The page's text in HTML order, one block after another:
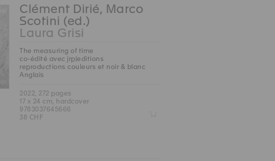
Clément Dirié, Marco
Scotini (ed.)
Laura Grisi
The measuring of time
co-édité avec jrp|editions
reproductions couleurs et noir & blanc
Anglais
2022, 272 pages
17 x 24 cm, hardcover
9783037645666
38 CHF
Z